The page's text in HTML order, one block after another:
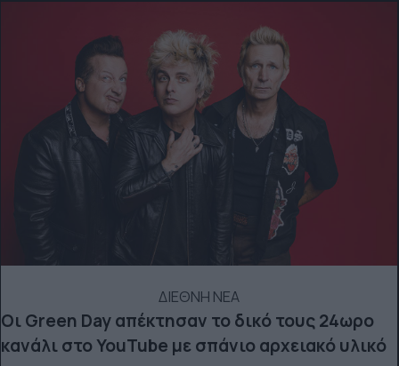
ΔΙΕΘΝΗ ΝΕΑ
Οι Green Day απέκτησαν το δικό τους 24ωρο
κανάλι στο YouTube με σπάνιο αρχειακό υλικό